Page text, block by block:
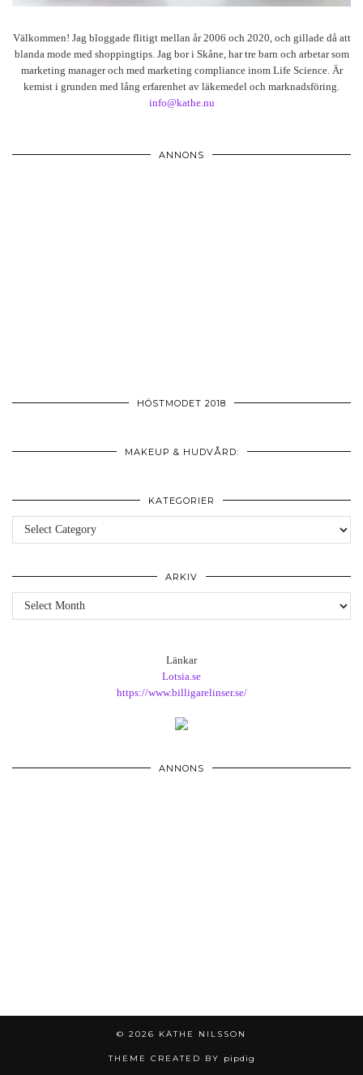
Välkommen! Jag bloggade flitigt mellan år 2006 och 2020, och gillade då att
blanda mode med shoppingtips. Jag bor i Skåne, har tre barn och arbetar som
marketing manager och med marketing compliance inom Life Science. Är
kemist i grunden med lång erfarenhet av läkemedel och marknadsföring.
info@kathe.nu
ANNONS
HÖSTMODET 2018
MAKEUP & HUDVÅRD:
KATEGORIER
Kategorier
ARKIV
Arkiv
Länkar
Lotsia.se
https://www.billigarelinser.se/
ANNONS
© 2026 KÄTHE NILSSON
THEME CREATED BY pipdig